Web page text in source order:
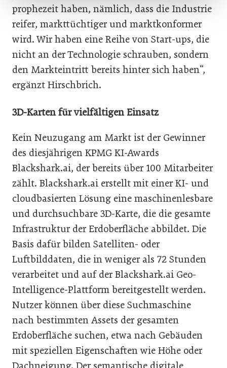
prophezeit haben, nämlich, dass die Industrie
reifer, markttüchtiger und marktkonformer
wird. Wir haben eine Reihe von Start-ups, die
nicht an der Technologie schrauben, sondern
den Markteintritt bereits hinter sich haben“,
ergänzt Hirschbrich.
3D-Karten für vielfältigen Einsatz
Kein Neuzugang am Markt ist der Gewinner
des diesjährigen KPMG KI-Awards
Blackshark.ai, der bereits über 100 Mitarbeiter
zählt. Blackshark.ai erstellt mit einer KI- und
cloudbasierten Lösung eine maschinenlesbare
und durchsuchbare 3D-Karte, die die gesamte
Infrastruktur der Erdoberfläche abbildet. Die
Basis dafür bilden Satelliten- oder
Luftbilddaten, die in weniger als 72 Stunden
verarbeitet und auf der Blackshark.ai Geo-
Intelligence-Plattform bereitgestellt werden.
Nutzer können über diese Suchmaschine
nach bestimmten Assets der gesamten
Erdoberfläche suchen, etwa nach Gebäuden
mit speziellen Eigenschaften wie Höhe oder